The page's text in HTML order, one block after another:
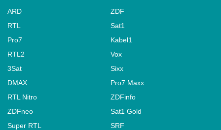
ARD
ZDF
RTL
Sat1
Pro7
Kabel1
RTL2
Vox
3Sat
Sixx
DMAX
Pro7 Maxx
RTL Nitro
ZDFinfo
ZDFneo
Sat1 Gold
Super RTL
SRF